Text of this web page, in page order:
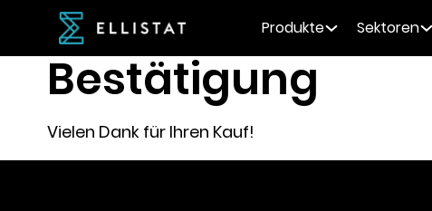
Produkte Sektoren
Bestätigung
Vielen Dank für Ihren Kauf!